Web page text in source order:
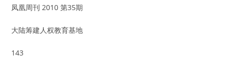
凤凰周刊 2010 第35期
大陆筹建人权教育基地
143